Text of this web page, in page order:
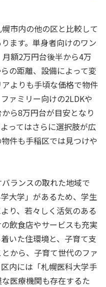
市内の他の区と比較して
ます。単身者向けのワン
額2万円台後半から4万
の距離、設備によって変
よりも手頃な価格で物件
ァミリー向けの2LDKや
ら8万円台が目安となり
ってはさらに選択肢が広
件も手稲区では見つけや
ランスの取れた地域で
大学」があるため、学生
り、若々しく活気のある
飲食店やサービスも充実
いた住環境と、子育て支
から、子育て世代のファ
内には「札幌医科大学手
医療機関も存在するた